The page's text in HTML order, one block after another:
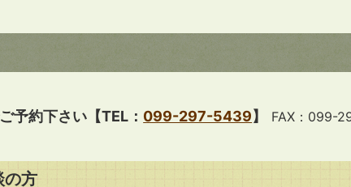
予約下さい【TEL： 099-297-5439】 FAX：099-
の方